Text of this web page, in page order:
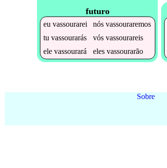
futuro
euvassourarei nósvassouraremos
tuvassourarás vósvassourareis
elevassourará elesvassourarão
Sobre